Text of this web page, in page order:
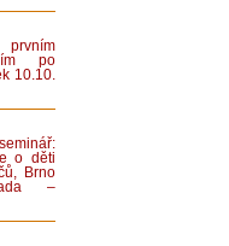
po
10.10.
o děti
Brno
–